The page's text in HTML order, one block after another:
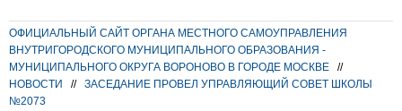
ОФИЦИАЛЬНЫЙ САЙТ ОРГАНА МЕСТНОГО САМОУПРАВЛЕНИЯ
ВНУТРИГОРОДСКОГО МУНИЦИПАЛЬНОГО ОБРАЗОВАНИЯ -
МУНИЦИПАЛЬНОГО ОКРУГА ВОРОНОВО В ГОРОДЕ МОСКВЕ
//
НОВОСТИ
//
ЗАСЕДАНИЕ ПРОВЕЛ УПРАВЛЯЮЩИЙ СОВЕТ ШКОЛЫ
№2073